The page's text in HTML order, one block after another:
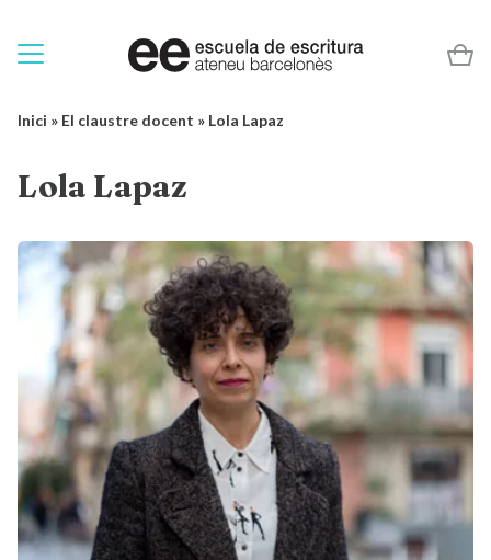
Inici » El claustre docent » Lola Lapaz
Lola Lapaz